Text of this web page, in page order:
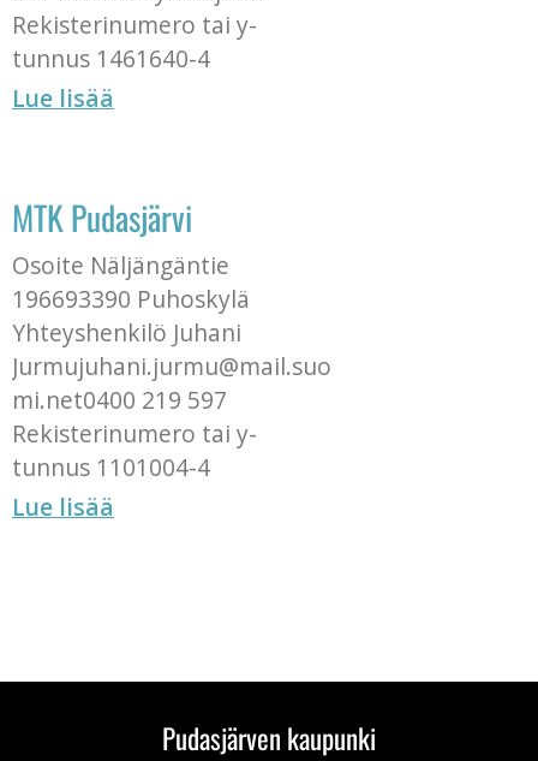
Rekisterinumero tai y-
tunnus 1461640-4
Lue lisää
MTK Pudasjärvi
Osoite Näljängäntie
196693390 Puhoskylä
Yhteyshenkilö Juhani
Jurmujuhani.jurmu@mail.suo
mi.net0400 219 597
Rekisterinumero tai y-
tunnus 1101004-4
Lue lisää
Pudasjärven kaupunki